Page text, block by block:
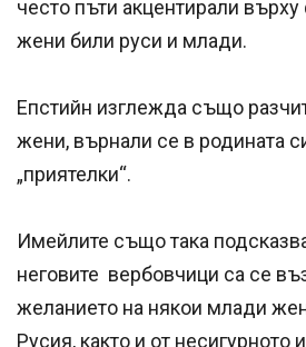
често пъти акцентирали върху
жени били руси и млади.
Епстийн изглежда също
жени, върнали се в родината
„приятелки“.
Имейлите също така
неговите вербовчици са се
желанието на някои млади
Русия, както и от